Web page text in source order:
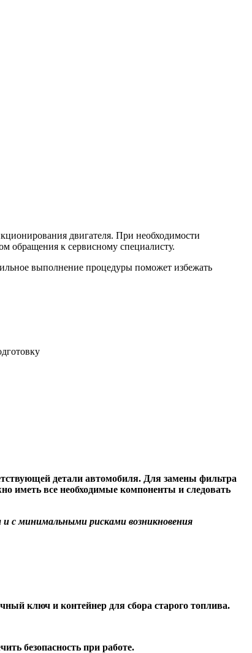
двигателя. При необходимости
обращения к сервисному специалисту.
выполнение процедуры поможет избежать
детали автомобиля. Для замены фильтра
иметь все необходимые компоненты и следовать
с минимальными рисками возникновения
ключ и контейнер для сбора старого топлива.
безопасность при работе.